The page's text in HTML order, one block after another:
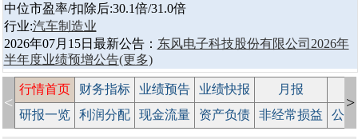
中位市盈率/扣除后:30.1倍/31.0倍
行业:汽车制造业
2026年07月15日最新公告： 东风电子科技股份有限公司2026年
半年度业绩预增公告(更多)
<
行情首页 财务指标 业绩预告 业绩快报 月报
研报一览
利润分配 现金流量 资产负债 非经常损益 公
>